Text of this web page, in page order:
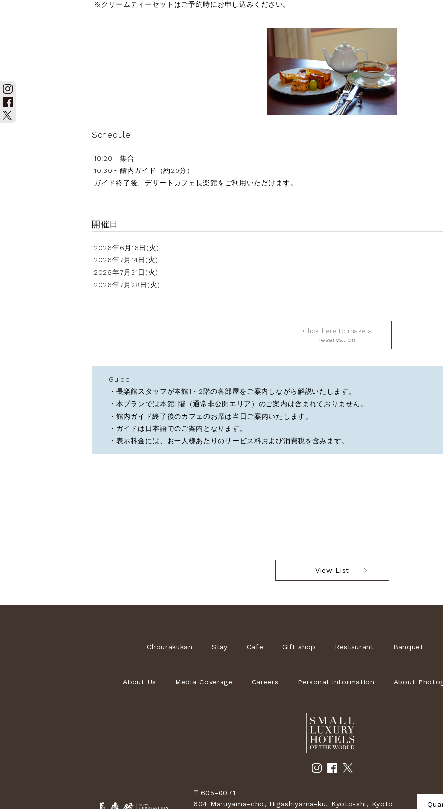
※クリームティーセットはご予約時にお申し込みください。
Schedule
10:20 集合
10:30～館内ガイド（約20分）
ガイド終了後、デザートカフェ長楽館をご利用いただけます。
開催日
2026年6月16日(火)
2026年7月14日(火)
2026年7月21日(火)
2026年7月28日(火)
Click here to make a
reservation
Guide
・長楽館スタッフが本館1・2階の各部屋をご案内しながら解説いたします。
・本プランでは本館3階（通常非公開エリア）のご案内は含まれておりません。
・館内ガイド終了後のカフェのお席は当日ご案内いたします。
・ガイドは日本語でのご案内となります。
・表示料金には、お一人様あたりのサービス料および消費税を含みます。
View List
Chourakukan Stay Cafe Gift shop Restaurant Banquet
About Us Media Coverage Careers Personal Information About
〒605-0071
604 Maruyama-cho, Higashiyama-ku, Kyoto-shi, Kyoto